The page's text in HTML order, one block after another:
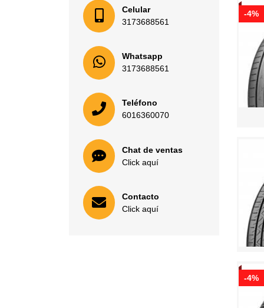
Celular
3173688561
Whatsapp
3173688561
Teléfono
6016360070
Chat de ventas
Click aquí
Contacto
Click aquí
-4%
-4%